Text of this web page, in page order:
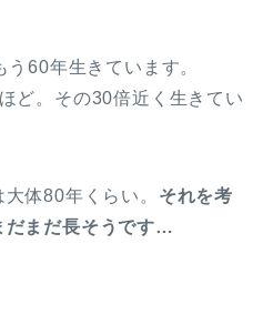
60年生きています。
ど。その30倍近く生きてい
体80年くらい。 それを考
だまだ長そうです…